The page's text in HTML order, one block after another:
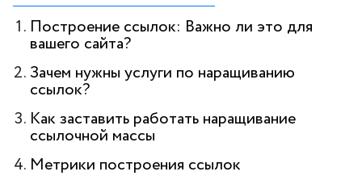
Построение ссылок: Важно ли это для
вашего сайта?
Зачем нужны услуги по наращиванию
ссылок?
Как заставить работать наращивание
ссылочной массы
Метрики построения ссылок